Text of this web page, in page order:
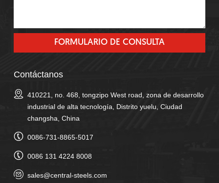
Contáctanos
410221, no. 468, tongzipo West road, zona de desarrollo
industrial de alta tecnología, Distrito yuelu, Ciudad
changsha, China
0086-731-8865-5017
0086 131 4224 8008
sales@central-steels.com